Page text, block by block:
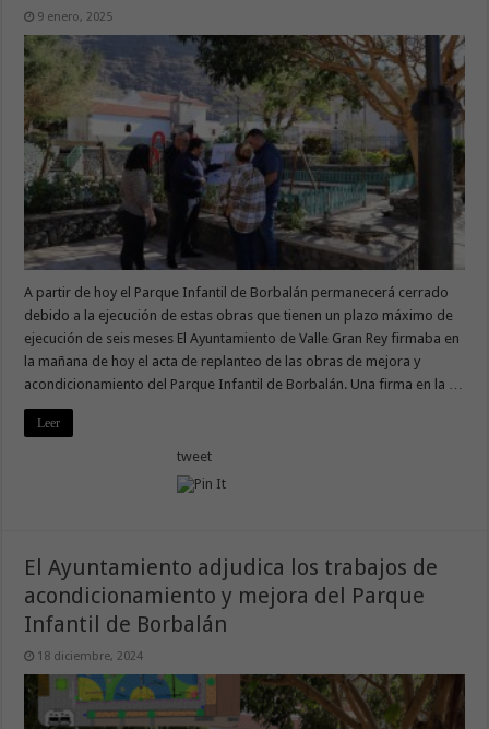
9 enero, 2025
A partir de hoy el Parque Infantil de Borbalán permanecerá cerrado
debido a la ejecución de estas obras que tienen un plazo máximo de
ejecución de seis meses El Ayuntamiento de Valle Gran Rey firmaba en
la mañana de hoy el acta de replanteo de las obras de mejora y
acondicionamiento del Parque Infantil de Borbalán. Una firma en la …
Leer
tweet
El Ayuntamiento adjudica los trabajos de
acondicionamiento y mejora del Parque
Infantil de Borbalán
18 diciembre, 2024